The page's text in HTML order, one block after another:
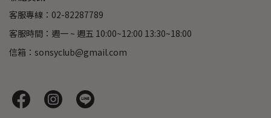
客服專線：02-82287789
客服時間：週一 ~ 週五 10:00~12:00 13:30~18:00
信箱：sonsyclub@gmail.com